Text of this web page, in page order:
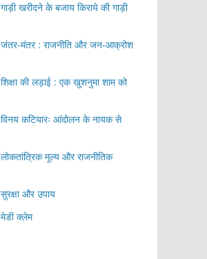
गाड़ी खरीदने के बजाय किराये की गाड़ी
जंतर-मंतर : राजनीति और जन-आक्रोश
शिक्षा की लड़ाई : एक खुशनुमा शाम को
विनय कटियारः आंदोलन के नायक से
लोकतांत्रिक मूल्य और राजनीतिक
सुरक्षा और उपाय
मेडी क्लेम